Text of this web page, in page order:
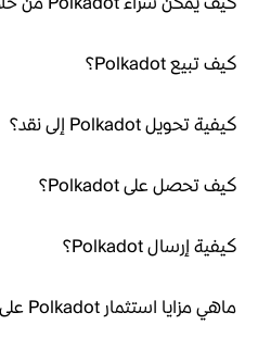
كيف تبيع Polkadot؟
كيفية تحويل Polkadot إلى نقد؟
كيف تحصل على Polkadot؟
كيفية إرسال Polkadot؟
ماهي مزايا استثمار Polkadot على رين؟